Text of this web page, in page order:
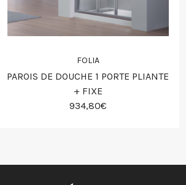
FOLIA
PAROIS DE DOUCHE 1 PORTE PLIANTE
+ FIXE
934,80€